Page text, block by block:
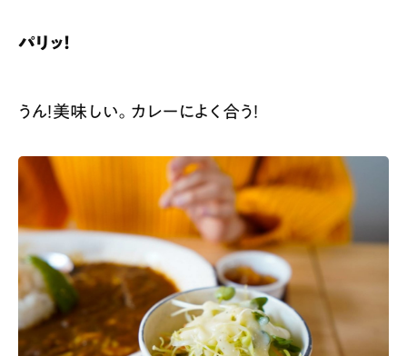
パリッ！
うん！美味しい。カレーによく合う！